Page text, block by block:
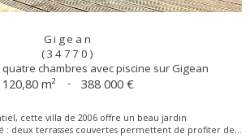
Gigean
(34770)
quatre chambres avec piscine sur Gigean
120,80 m² - 388 000 €
cette villa de 2006 offre un beau jardin
deux terrasses couvertes permettent de profiter de...